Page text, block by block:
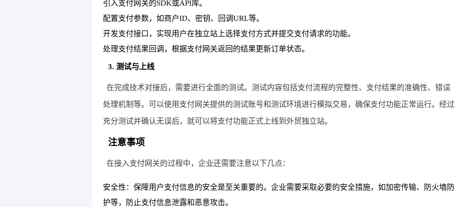
引入支付网关的SDK或API库。
配置支付参数，如商户ID、密钥、回调URL等。
开发支付接口，实现用户在独立站上选择支付方式并提交支付请求的功能。
处理支付结果回调，根据支付网关返回的结果更新订单状态。
3. 测试与上线
在完成技术对接后，需要进行全面的测试。测试内容包括支付流程的完整性、支付结果的准确性、错误
处理机制等。可以使用支付网关提供的测试账号和测试环境进行模拟交易，确保支付功能正常运行。经过
充分测试并确认无误后，就可以将支付功能正式上线到外贸独立站。
注意事项
在接入支付网关的过程中，企业还需要注意以下几点：
安全性：保障用户支付信息的安全是至关重要的。企业需要采取必要的安全措施，如加密传输、防火墙防
护等，防止支付信息泄露和恶意攻击。